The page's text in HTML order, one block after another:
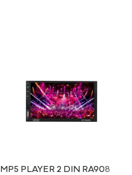
MP5 PLAYER 2 DIN RA908